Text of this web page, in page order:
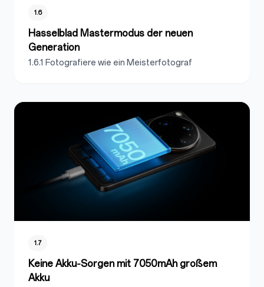
1.6
Hasselblad Mastermodus der neuen
Generation
1.6.1 Fotografiere wie ein Meisterfotograf
1.7
Keine Akku‑Sorgen mit 7050mAh großem
Akku